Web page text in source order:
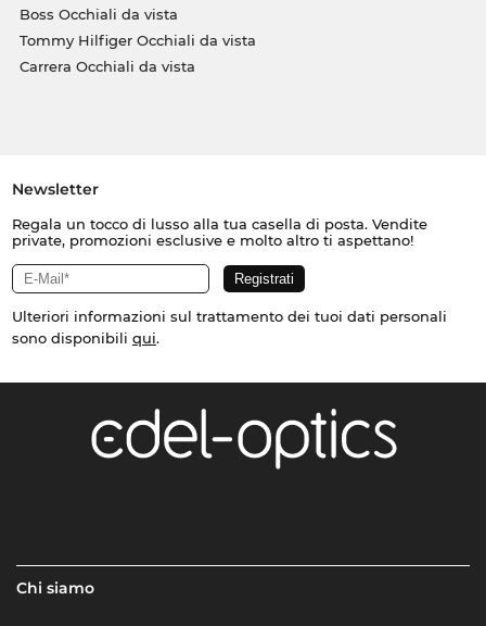
Boss Occhiali da vista
Tommy Hilfiger Occhiali da vista
Carrera Occhiali da vista
Newsletter
Regala un tocco di lusso alla tua casella di posta. Vendite
private, promozioni esclusive e molto altro ti aspettano!
Ulteriori informazioni sul trattamento dei tuoi dati personali
sono disponibili qui.
Chi siamo